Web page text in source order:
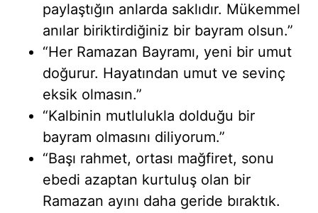
paylaştığın anlarda saklıdır. Mükemmel
anılar biriktirdiğiniz bir bayram olsun.”
“Her Ramazan Bayramı, yeni bir umut
doğurur. Hayatından umut ve sevinç
eksik olmasın.”
“Kalbinin mutlulukla dolduğu bir
bayram olmasını diliyorum.”
“Başı rahmet, ortası mağfiret, sonu
ebedi azaptan kurtuluş olan bir
Ramazan ayını daha geride bıraktık.